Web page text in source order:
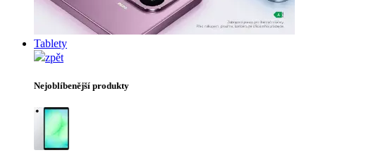
Tablety
zpět
Nejoblíbenější produkty